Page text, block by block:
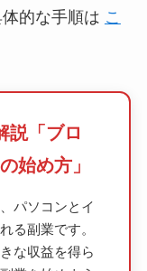
的な手順は こ
説「ブロ
始め方」
パソコンとイ
る副業です。
な収益を得ら